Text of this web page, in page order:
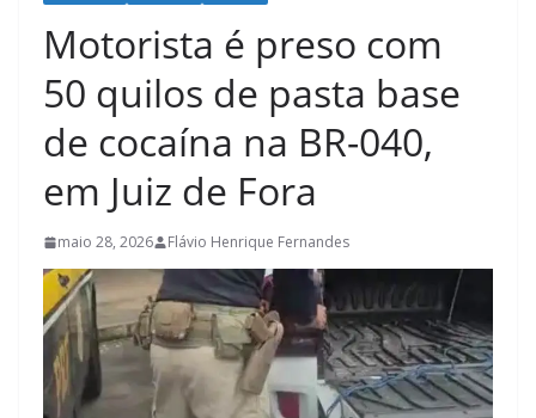
Motorista é preso com
50 quilos de pasta base
de cocaína na BR-040,
em Juiz de Fora
maio 28, 2026 Flávio Henrique Fernandes